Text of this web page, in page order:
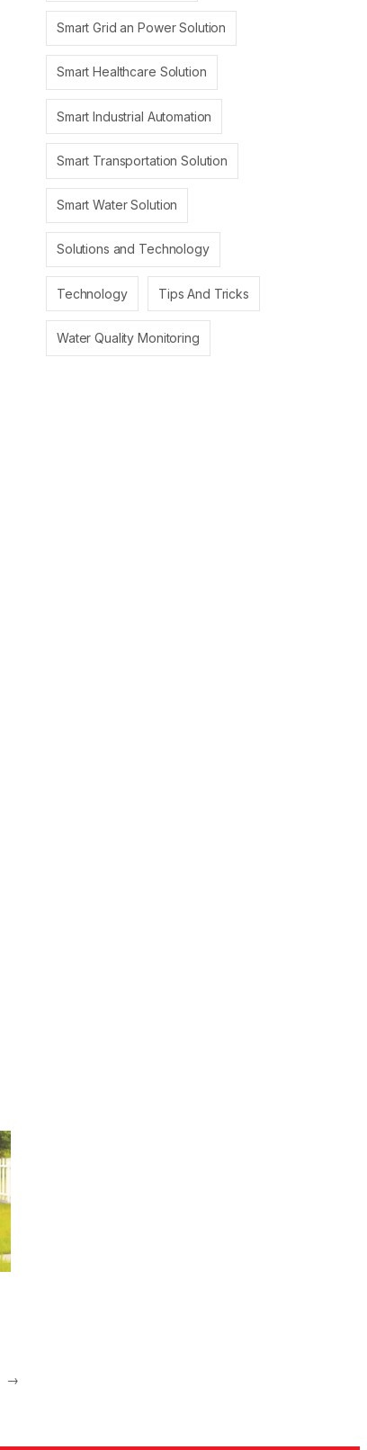
→
Smart Grid an Power Solution
Smart Healthcare Solution
Smart Industrial Automation
Smart Transportation Solution
Smart Water Solution
Solutions and Technology
Technology Tips And Tricks
Water Quality Monitoring